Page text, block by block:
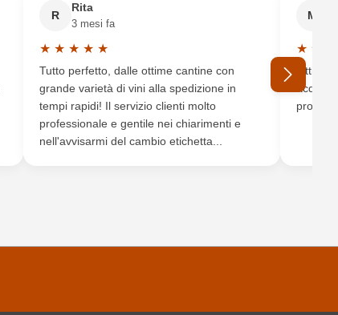
Decanter, Guide Hachette des vins, Wine Enthusiast
AOP
R
Rita
3 mesi fa
★ ★ ★ ★ ★
Valutazione media di 5 su 5 stelle
Tutto perfetto, dalle ottime cantine con
grande varietà di vini alla spedizione in
tempi rapidi! Il servizio clienti molto
professionale e gentile nei chiarimenti e
nell'avvisarmi del cambio etichetta...
M
★ ★
Ottimo